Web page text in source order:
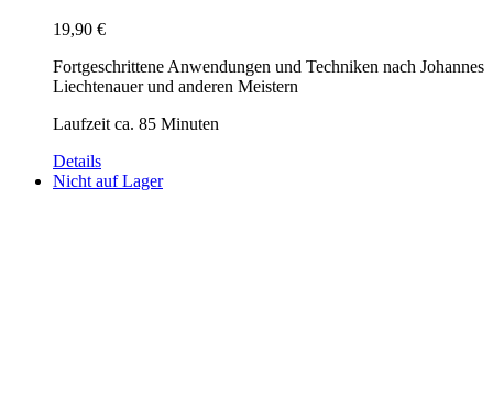
19,90 €
Fortgeschrittene Anwendungen und Techniken nach Johannes
Liechtenauer und anderen Meistern
Laufzeit ca. 85 Minuten
Details
Nicht auf Lager